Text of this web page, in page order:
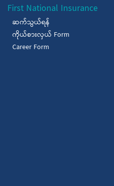
First National Insurance
ဆက်သွယ်ရန်
ကိုယ်စားလှယ် Form
Career Form